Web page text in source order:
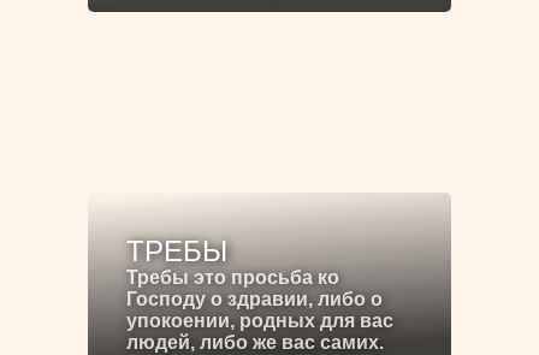
ТРЕБЫ
Требы это просьба ко
Господу о здравии, либо о
упокоении, родных для вас
людей, либо же вас самих.